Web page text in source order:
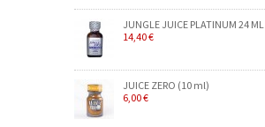
JUNGLE JUICE PLATINUM 24 ML
14,40 €
JUICE ZERO (10 ml)
6,00 €